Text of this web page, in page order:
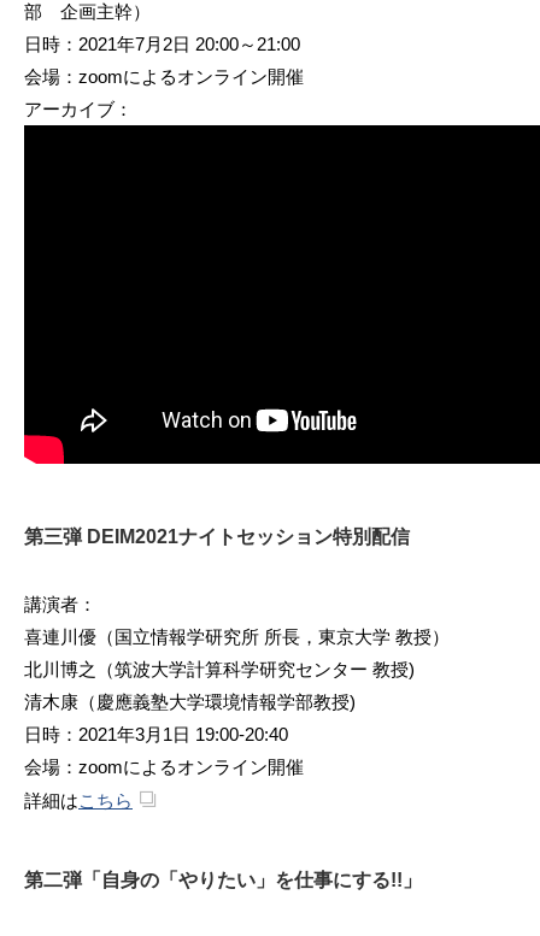
部 企画主幹）
日時：2021年7月2日 20:00～21:00
会場：zoomによるオンライン開催
アーカイブ：
第三弾 DEIM2021ナイトセッション特別配信
講演者：
喜連川優（国立情報学研究所 所長，東京大学 教授）
北川博之（筑波大学計算科学研究センター 教授)
清木康（慶應義塾大学環境情報学部教授)
日時：2021年3月1日 19:00-20:40
会場：zoomによるオンライン開催
詳細はこちら
第二弾「自身の「やりたい」を仕事にする!!」